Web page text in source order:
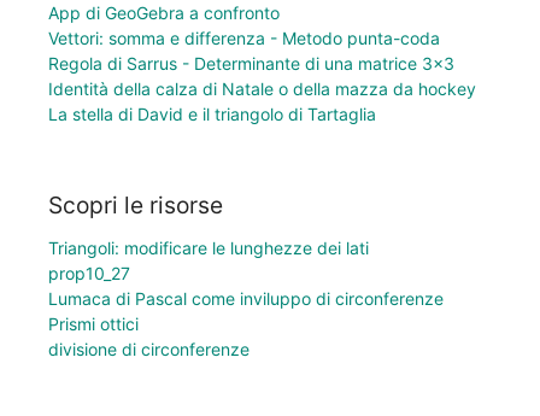
App di GeoGebra a confronto
Vettori: somma e differenza - Metodo punta-coda
Regola di Sarrus - Determinante di una matrice 3×3
Identità della calza di Natale o della mazza da hockey
La stella di David e il triangolo di Tartaglia
Scopri le risorse
Triangoli: modificare le lunghezze dei lati
prop10_27
Lumaca di Pascal come inviluppo di circonferenze
Prismi ottici
divisione di circonferenze